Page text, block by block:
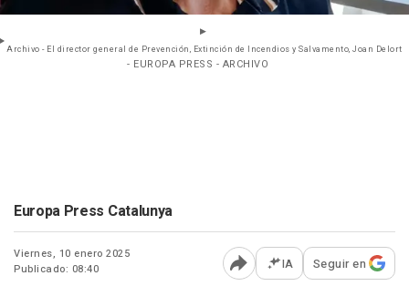
Archivo - El director general de Prevención, Extinción de Incendios y Salvamento, Joan Delort
- EUROPA PRESS - ARCHIVO
Europa Press Catalunya
Viernes, 10 enero 2025
Publicado: 08:40
Abrir opciones para
IA Seguir en